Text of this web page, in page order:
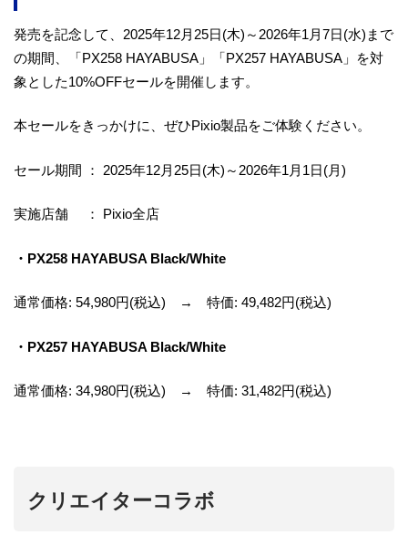
発売を記念して、2025年12月25日(木)～2026年1月7日(水)まで
の期間、「PX258 HAYABUSA」「PX257 HAYABUSA」を対
象とした10%OFFセールを開催します。
本セールをきっかけに、ぜひPixio製品をご体験ください。
セール期間 ： 2025年12月25日(木)～2026年1月1日(月)
実施店舗 ： Pixio全店
・PX258 HAYABUSA Black/White
通常価格: 54,980円(税込) → 特価: 49,482円(税込)
・PX257 HAYABUSA Black/White
通常価格: 34,980円(税込) → 特価: 31,482円(税込)
クリエイターコラボ